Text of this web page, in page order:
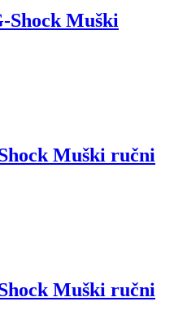
Shock Muški
Muški ručni
Muški ručni